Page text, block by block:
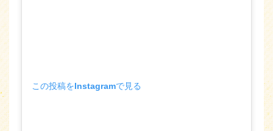
この投稿をInstagramで見る